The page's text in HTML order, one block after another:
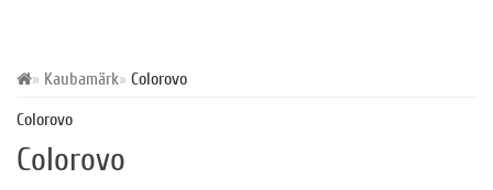
Kaubamärk Colorovo
Colorovo
Colorovo